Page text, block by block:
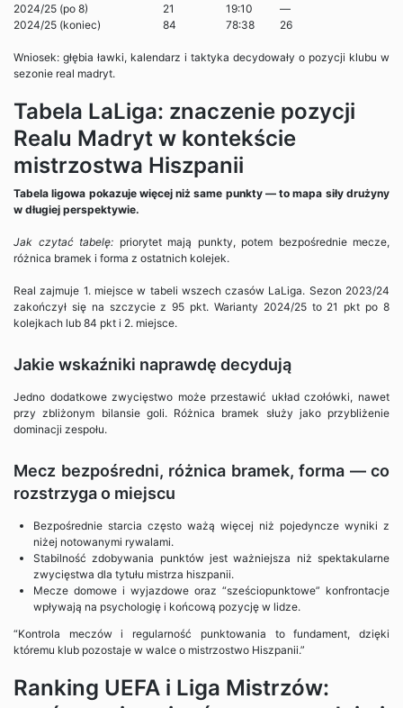
2024/25 (po 8)
21 19:10
—
2024/25 (koniec)
84 78:38 26
Wniosek: głębia ławki, kalendarz i taktyka decydowały o pozycji klubu w
sezonie real madryt.
Tabela LaLiga: znaczenie pozycji
Realu Madryt w kontekście
mistrzostwa Hiszpanii
Tabela ligowa pokazuje więcej niż same punkty — to mapa siły drużyny
w długiej perspektywie.
Jak czytać tabelę: priorytet mają punkty, potem bezpośrednie mecze,
różnica bramek i forma z ostatnich kolejek.
Real zajmuje 1. miejsce w tabeli wszech czasów LaLiga. Sezon 2023/24
zakończył się na szczycie z 95 pkt. Warianty 2024/25 to 21 pkt po 8
kolejkach lub 84 pkt i 2. miejsce.
Jakie wskaźniki naprawdę decydują
Jedno dodatkowe zwycięstwo może przestawić układ czołówki, nawet
przy zbliżonym bilansie goli. Różnica bramek służy jako przybliżenie
dominacji zespołu.
Mecz bezpośredni, różnica bramek, forma — co
rozstrzyga o miejscu
Bezpośrednie starcia często ważą więcej niż pojedyncze wyniki z
niżej notowanymi rywalami.
Stabilność zdobywania punktów jest ważniejsza niż spektakularne
zwycięstwa dla tytułu mistrza hiszpanii.
Mecze domowe i wyjazdowe oraz “sześciopunktowe” konfrontacje
wpływają na psychologię i końcową pozycję w lidze.
“Kontrola meczów i regularność punktowania to fundament, dzięki
któremu klub pozostaje w walce o mistrzostwo Hiszpanii.”
Ranking UEFA i Liga Mistrzów: